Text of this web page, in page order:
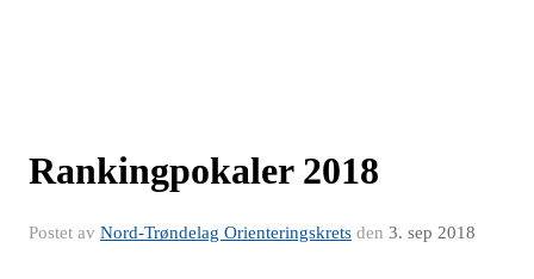
Rankingpokaler 2018
Postet av Nord-Trøndelag Orienteringskrets den 3. sep 2018